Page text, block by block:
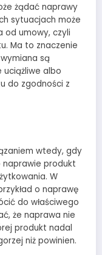
żądać naprawy
sytuacjach może
od umowy, czyli
Ma to znaczenie
są
uciążliwe albo
do zgodności z
wtedy, gdy
naprawie produkt
W
o naprawę
do właściwego
że naprawa nie
produkt nadal
niż powinien.